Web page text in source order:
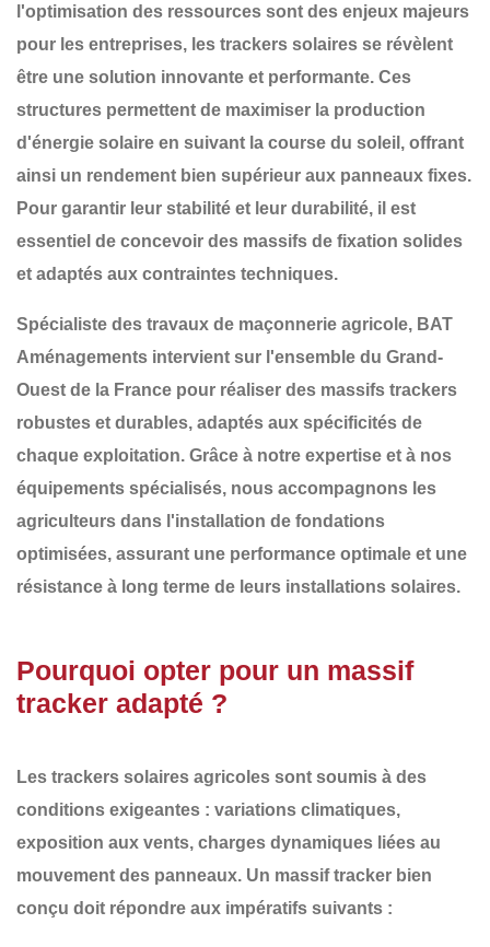
l'optimisation des ressources sont des enjeux majeurs
pour les entreprises, les trackers solaires se révèlent
être une solution innovante et performante. Ces
structures permettent de maximiser la production
d'énergie solaire en suivant la course du soleil, offrant
ainsi un rendement bien supérieur aux panneaux fixes.
Pour garantir leur stabilité et leur durabilité, il est
essentiel de concevoir des massifs de fixation solides
et adaptés aux contraintes techniques.
Spécialiste des travaux de maçonnerie agricole, BAT
Aménagements intervient sur l'ensemble du Grand-
Ouest de la France pour réaliser des massifs trackers
robustes et durables, adaptés aux spécificités de
chaque exploitation. Grâce à notre expertise et à nos
équipements spécialisés, nous accompagnons les
agriculteurs dans l'installation de fondations
optimisées, assurant une performance optimale et une
résistance à long terme de leurs installations solaires.
Pourquoi opter pour un massif
tracker adapté ?
Les trackers solaires agricoles sont soumis à des
conditions exigeantes : variations climatiques,
exposition aux vents, charges dynamiques liées au
mouvement des panneaux. Un massif tracker bien
conçu doit répondre aux impératifs suivants :